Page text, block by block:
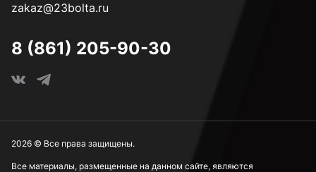
zakaz@23bolta.ru
8 (861) 205-90-30
Все материалы, размещенные на данном сайте, являются
2026 © Все права защищены.